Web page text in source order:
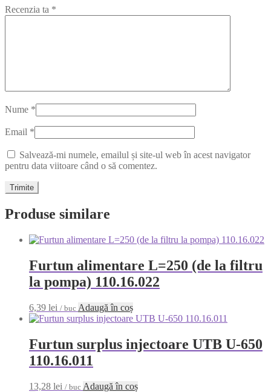
Recenzia ta *
Nume *
Email *
Salvează-mi numele, emailul și site-ul web în acest navigator
pentru data viitoare când o să comentez.
Produse similare
Furtun alimentare L=250 (de la filtru
la pompa) 110.16.022
6,39 lei / buc Adaugă în coș
Furtun surplus injectoare UTB U-650
110.16.011
13,28 lei / buc Adaugă în coș